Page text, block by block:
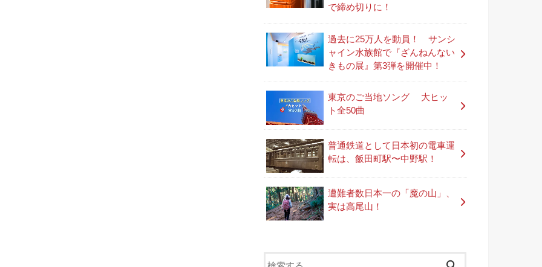
で締め切りに！
過去に25万人を動員！ サンシ
ャイン水族館で『ざんねんない
きもの展』第3弾を開催中！
東京のご当地ソング 大ヒッ
ト全50曲
普通鉄道として日本初の電車運
転は、飯田町駅〜中野駅！
遭難者数日本一の「魔の山」、
実は高尾山！